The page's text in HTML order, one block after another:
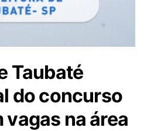
Taubaté
do concurso
na área